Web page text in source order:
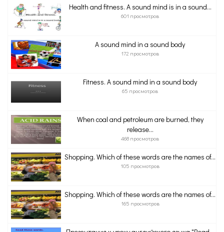
Health and fitness. A sound mind is in a sound...
601 просмотров
A sound mind in a sound body
172 просмотров
Fitness. A sound mind in a sound body
65 просмотров
When coal and petroleum are burned, they
release...
468 просмотров
Shopping. Which of these words are the names of...
105 просмотров
Shopping. Which of these words are the names of...
165 просмотров